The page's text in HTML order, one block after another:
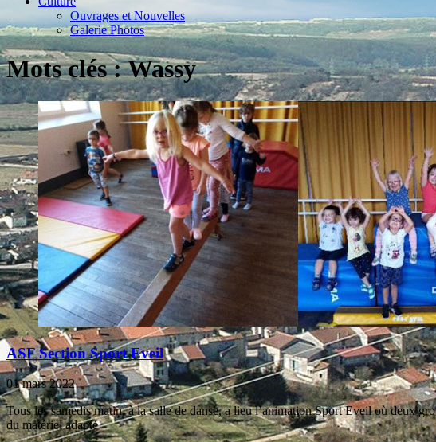
Ouvrages et Nouvelles
Galerie Photos
Mots clés : Wassy
ASF Section Sport Eveil
01 mars 2022
Tous les samedis matin, à la salle de danse, a lieu l’animation Sport Eveil où deux
du matériel adapté